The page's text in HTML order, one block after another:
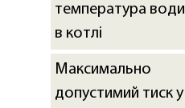
температура води
в котлі
Максимально
допустимий тиск у